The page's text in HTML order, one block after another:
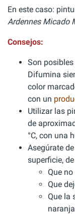
En este caso:
Ardennes Micado
Consejos:
Son
Difumina
color
con un
Utilizar las
de
°C, con una
Asegúrate
superficie,
Que
Que
Que la
naranja